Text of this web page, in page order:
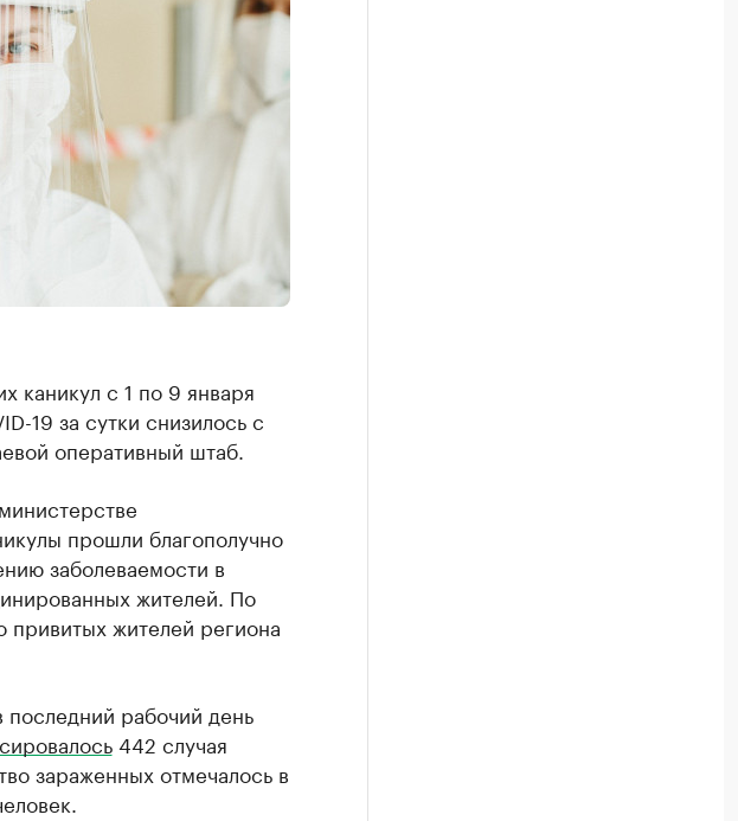
каникул с 1 по 9 января
19 за сутки снизилось с
оперативный штаб.
прошли благополучно
заболеваемости в
жителей. По
привитых жителей региона
рабочий день
442 случая
зараженных отмечалось в